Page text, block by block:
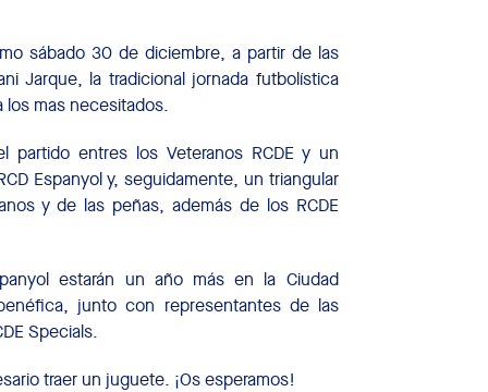
sábado 30 de diciembre, a partir de las
Jarque, la tradicional jornada futbolística
los mas necesitados.
entres los Veteranos RCDE y un
Espanyol y, seguidamente, un triangular
y de las peñas, además de los RCDE
estarán un año más en la Ciudad
junto con representantes de las
Specials.
traer un juguete. ¡Os esperamos!